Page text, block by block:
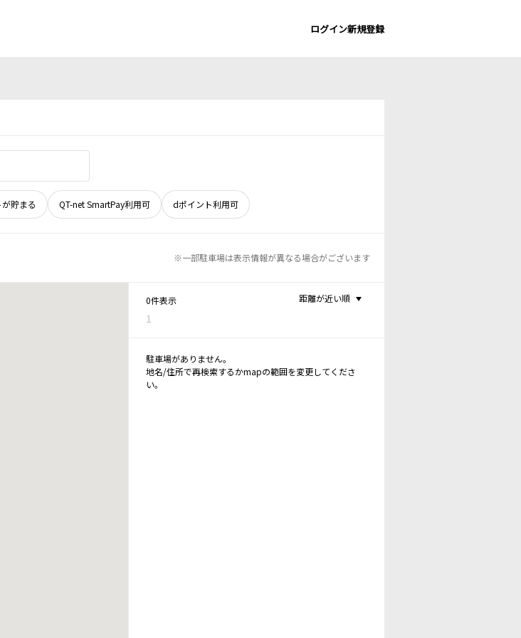
ログイン新規登録
貯まる QT-net SmartPay利用可 dポイント利用可
※一部駐車場は表示情報が異なる場合がございます
0件表示
1
距離が近い順
駐車場がありません。
地名/住所で再検索するかmapの範囲を変更してくださ
い。